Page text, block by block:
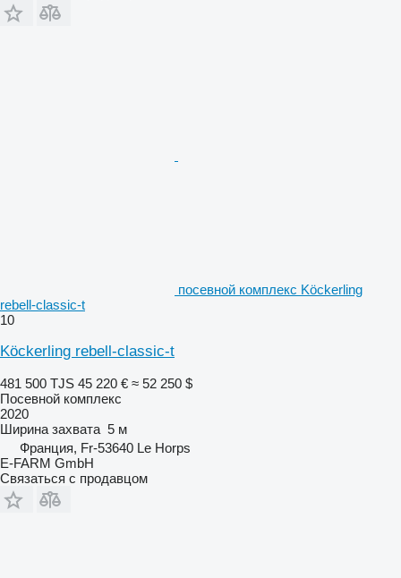
посевной комплекс Köckerling
rebell-classic-t
10
Köckerling rebell-classic-t
481 500 TJS 45 220 € ≈ 52 250 $
Посевной комплекс
2020
Ширина захвата 5 м
Франция, Fr-53640 Le Horps
E-FARM GmbH
Связаться с продавцом